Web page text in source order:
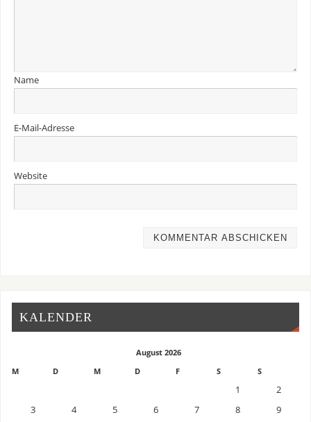
Name
E-Mail-Adresse
Website
KALENDER
August 2026
M
D M D F S S
1
2
3
4 5 6 7 8
9